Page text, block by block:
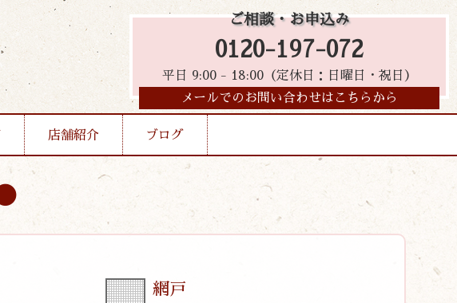
ご相談・お申込み
0120-197-072
平日 9:00 - 18:00（定休日：日曜日・祝日）
メールでのお問い合わせはこちらから
店舗紹介 ブログ
網戸